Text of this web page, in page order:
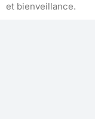
et bienveillance.